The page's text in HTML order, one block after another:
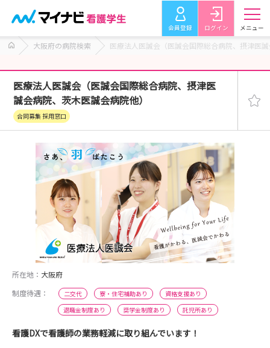
会員登録 ログイン メニュー
大阪府の病院検索 医療法人医誠会（医誠会国際総合病院、摂津医
医療法人医誠会（医誠会国際総合病院、摂津医
誠会病院、茨木医誠会病院他）
合同募集 採用窓口
所在地： 大阪府
制度待遇：
二交代 寮・住宅補助あり
資格支援あり
退職金制度あり
奨学金制度あり 託児所あり
看護DXで看護師の業務軽減に取り組んでいます！